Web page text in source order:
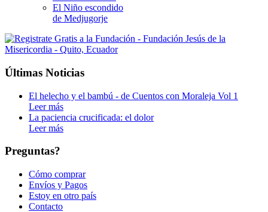
El Niño escondido
de Medjugorje
Últimas Noticias
El helecho y el bambú - de Cuentos con Moraleja Vol 1
Leer más
La paciencia crucificada: el dolor
Leer más
Preguntas?
Cómo comprar
Envíos y Pagos
Estoy en otro país
Contacto